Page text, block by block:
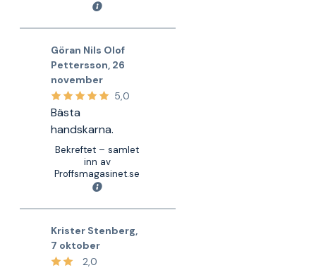
Göran Nils Olof
Pettersson 26
november
5,0
Bästa
handskarna.
Bekreftet – samlet
inn av
Proffsmagasinet.se
Krister Stenberg
7 oktober
2,0